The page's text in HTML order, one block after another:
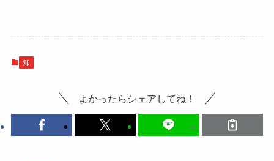
知
よかったらシェアしてね！